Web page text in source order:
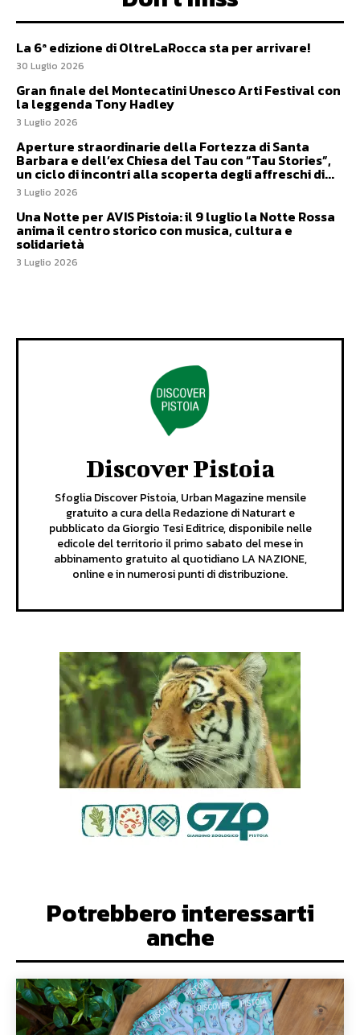
La 6ª edizione di OltreLaRocca sta per arrivare!
30 Luglio 2026
Gran finale del Montecatini Unesco Arti Festival con
la leggenda Tony Hadley
3 Luglio 2026
Aperture straordinarie della Fortezza di Santa
Barbara e dell’ex Chiesa del Tau con “Tau Stories”,
un ciclo di incontri alla scoperta degli affreschi di...
3 Luglio 2026
Una Notte per AVIS Pistoia: il 9 luglio la Notte Rossa
anima il centro storico con musica, cultura e
solidarietà
3 Luglio 2026
Discover Pistoia
Sfoglia Discover Pistoia, Urban Magazine mensile
gratuito a cura della Redazione di Naturart e
pubblicato da Giorgio Tesi Editrice, disponibile nelle
edicole del territorio il primo sabato del mese in
abbinamento gratuito al quotidiano LA NAZIONE,
online e in numerosi punti di distribuzione.
Potrebbero interessarti
anche